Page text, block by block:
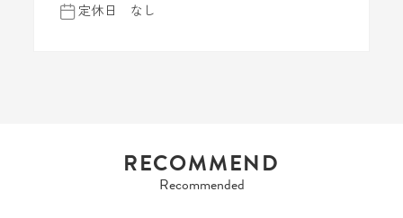
定休日 なし
RECOMMEND
Recommended